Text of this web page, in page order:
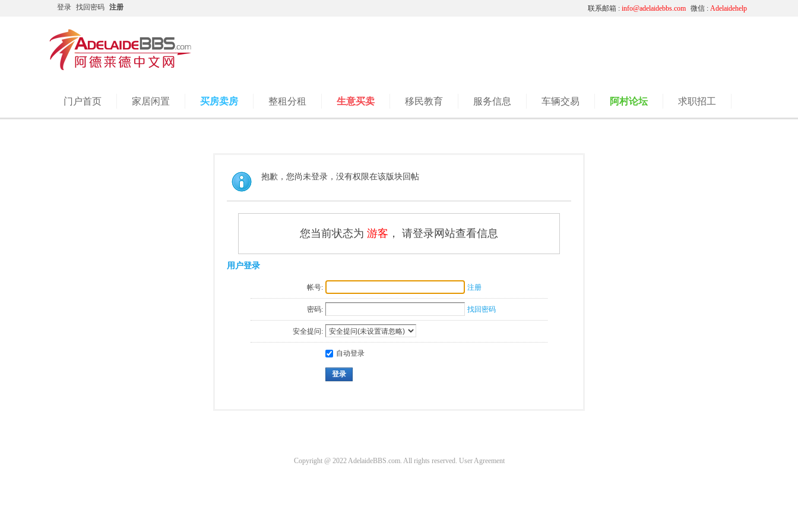
登录 找回密码 注册 微信 : Adelaidehelp
联系邮箱 : info@adelaidebbs.com
门户首页 家居闲置 买房卖房 整租分租 生意买卖 移民教育 服务信息 车辆交易 阿村论坛 求职招工
抱歉，您尚未登录，没有权限在该版块回帖
您当前状态为 游客 ， 请登录网站查看信息
用户登录
帐号: 注册
密码: 找回密码
安全提问:
自动登录
登录
Copyright @ 2022 AdelaideBBS.com. All rights reserved. User Agreement